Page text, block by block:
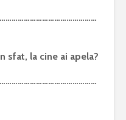
sfat, la cine ai apela?